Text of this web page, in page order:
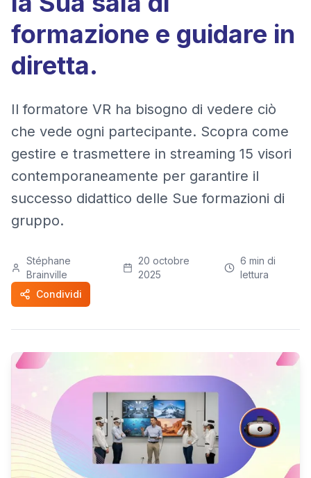
formazione e guidare in
diretta.
Il formatore VR ha bisogno di vedere ciò
che vede ogni partecipante. Scopra come
gestire e trasmettere in streaming 15 visori
contemporaneamente per garantire il
successo didattico delle Sue formazioni di
gruppo.
Stéphane
Brainville
20 octobre
2025
6 min di
lettura
Condividi